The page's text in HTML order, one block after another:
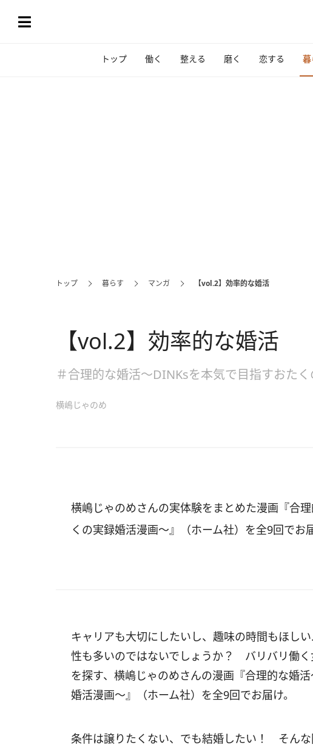
トップ 働く 整える 磨く 恋する 暮
トップ 暮らす マンガ 【vol.2】効率的な婚活
【vol.2】効率的な婚活
＃合理的な婚活～DINKsを本気で目指すおた
横嶋じゃのめ
横嶋じゃのめさんの実体験をまとめた漫画『合
くの実録婚活漫画～』（ホーム社）を全9回でお
キャリアも大切にしたいし、趣味の時間もほし
性も多いのではないでしょうか？ バリバリ働
を探す、横嶋じゃのめさんの漫画『合理的な婚
婚活漫画～』（ホーム社）を全9回でお届け。
条件は譲りたくない、でも結婚したい！ そん